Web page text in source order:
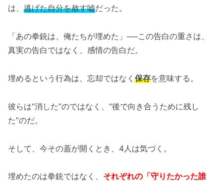
は、 逃げた自分を赦す嘘だった。
「あの拳銃は、俺たちが埋めた」──この告白の重さは、
真実の告白ではなく、感情の告白だ。
埋めるという行為は、忘却ではなく 保存を意味する。
彼らは“消した”のではなく、“後で向き合うために残し
た”のだ。
そして、今その蓋が開くとき、4人は気づく。
埋めたのは拳銃ではなく、 それぞれの「守りたかった誰